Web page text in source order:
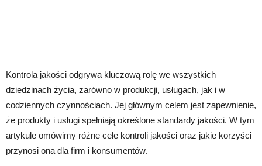
Kontrola jakości odgrywa kluczową rolę we wszystkich
dziedzinach życia, zarówno w produkcji, usługach, jak i w
codziennych czynnościach. Jej głównym celem jest zapewnienie,
że produkty i usługi spełniają określone standardy jakości. W tym
artykule omówimy różne cele kontroli jakości oraz jakie korzyści
przynosi ona dla firm i konsumentów.